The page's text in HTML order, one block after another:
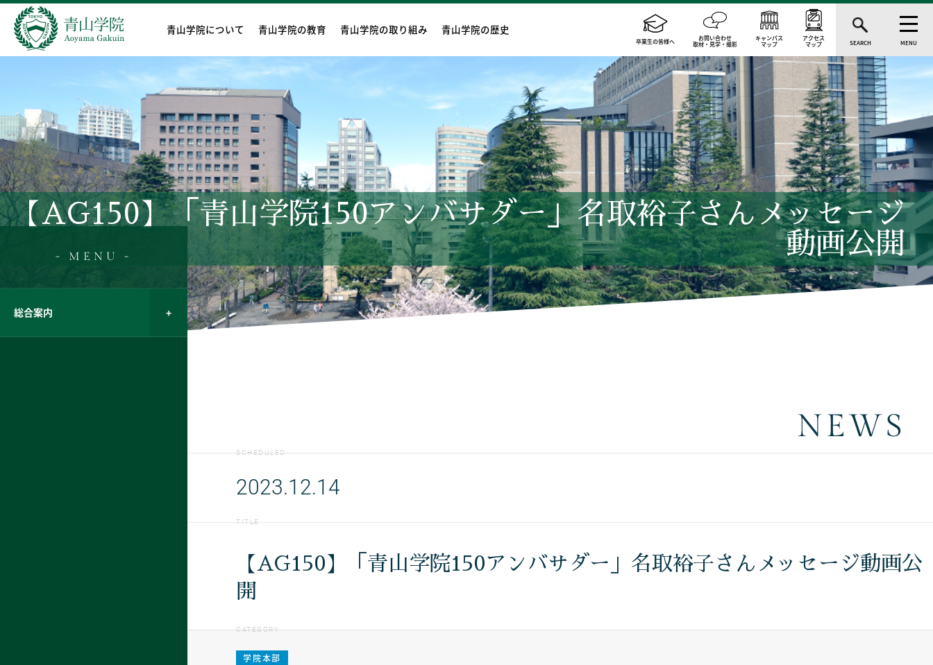
青山学院について 青山学院の教育 青山学院の取り組み 青山学院の歴史
卒業生の皆様へ お問い合わせ
取材・見学・撮影
キャンパス
マップ
アクセス
マップ SEARCH MENU
【AG150】「青山学院150アンバサダー」名取裕子さんメッセージ
動画公開
- MENU -
総合案内
NEWS
SCHEDULED
2023.12.14
TITLE
【AG150】「青山学院150アンバサダー」名取裕子さんメッセージ動画公
開
CATEGORY
学院本部